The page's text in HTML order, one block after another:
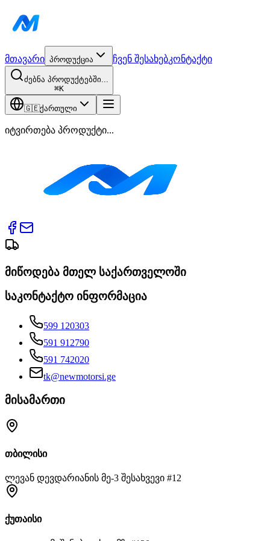
მთავარი პროდუქცია ჩვენ შესახებკონტაქტი
ძებნა პროდუქტებში...
⌘K
🇬🇪ქართული
იტვირთება პროდუქტი...
მიწოდება მთელ საქართველოში
საკონტაქტო ინფორმაცია
599 120303
591 912790
591 742020
tk@newmotorsi.ge
მისამართი
თბილისი
ლევან დევდარიანის მე-3 შესახვევი #12
ქუთაისი